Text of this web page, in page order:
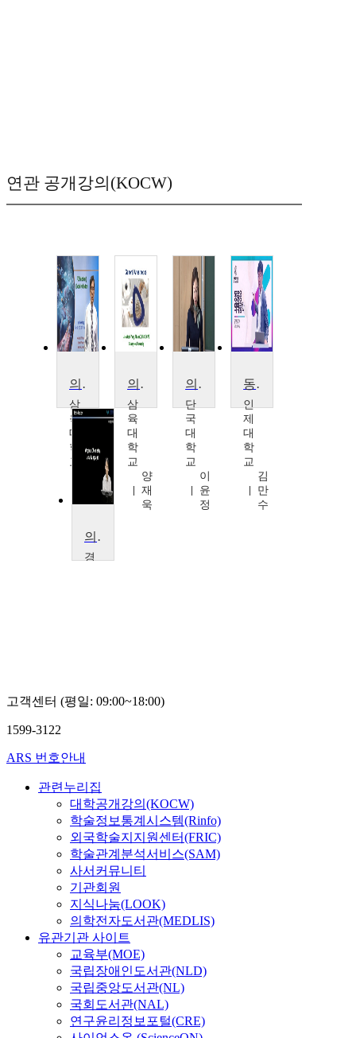
연관 공개강의(KOCW)
의약품합성학 II
삼
육
대
학
교
욱
의약품합성학
삼
육
대
학
교
양
재
욱
의약품정보학
단
국
대
학
교
이
윤
정
동물용의약품학
인
제
대
학
교
김
만
수
의약품합성학
경
고객센터 (평일: 09:00~18:00)
1599-3122
ARS 번호안내
관련누리집
대학공개강의(KOCW)
학술정보통계시스템(Rinfo)
외국학술지지원센터(FRIC)
학술관계분석서비스(SAM)
사서커뮤니티
기관회원
지식나눔(LOOK)
의학전자도서관(MEDLIS)
유관기관 사이트
교육부(MOE)
국립장애인도서관(NLD)
국립중앙도서관(NL)
국회도서관(NAL)
연구윤리정보포털(CRE)